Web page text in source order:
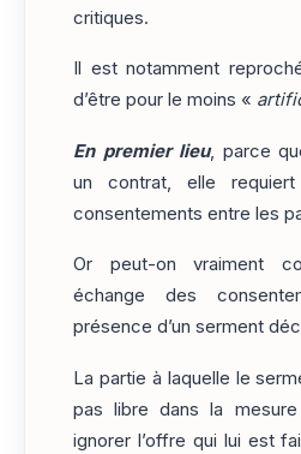
critiques.
Il est notamment
d’être pour le moins «
En premier lieu, parce
un contrat, elle
consentements entre les
Or peut-on vraiment
échange des
présence d’un serment
La partie à laquelle le
pas libre dans la
ignorer l’offre qui lui est